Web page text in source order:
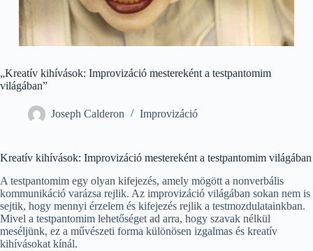
„Kreatív kihívások: Improvizáció mestereként a testpantomim
világában”
Joseph Calderon Improvizáció
Kreatív kihívások: Improvizáció mestereként a testpantomim világában
A testpantomim egy olyan kifejezés, amely mögött a nonverbális
kommunikáció varázsa rejlik. Az improvizáció világában sokan nem is
sejtik, hogy mennyi érzelem és kifejezés rejlik a testmozdulatainkban.
Mivel a testpantomim lehetőséget ad arra, hogy szavak nélkül
meséljünk, ez a művészeti forma különösen izgalmas és kreatív
kihívásokat kínál.